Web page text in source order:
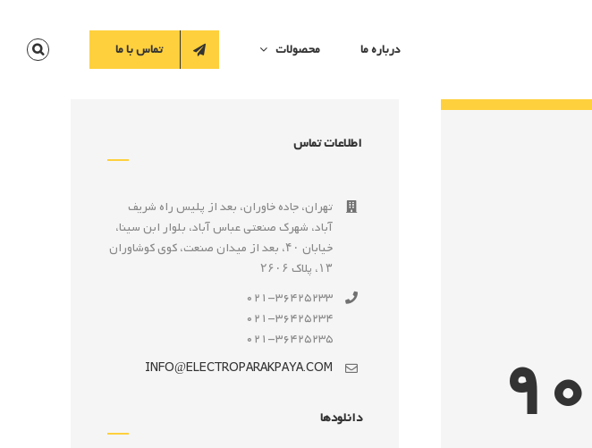
درباره ما محصولات تماس با ما
زنگوله ای با زاویه 90
اطلاعات تماس
تهران، جاده خاوران، بعد از پليس راه شريف
آباد، شهرک صنعتى عباس آباد، بلوار ابن سينا،
خيابان ۴۰، بعد از ميدان صنعت، كوی كوشاوران
۱۳، پلاک ۲۶۰۶
021-36425233
021-36425234
021-36425235
INFO@ELECTROPARAKPAYA.COM
دانلودها